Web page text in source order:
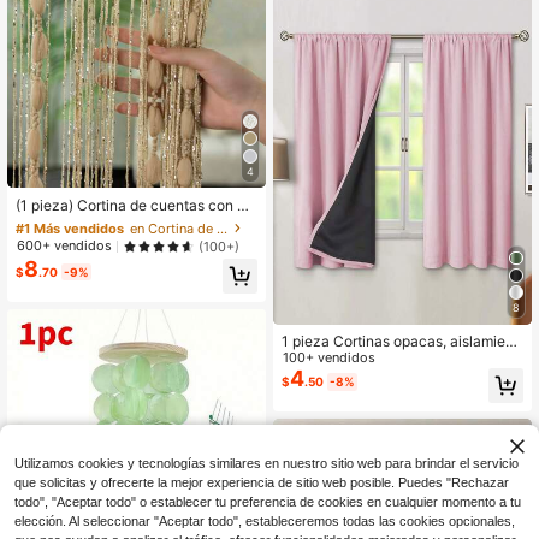
4
(1 pieza) Cortina de cuentas con dis
eño de moda para puerta y ventana
#1 Más vendidos
en Cortina de puerta
¡Casi agotado!
#1 Más vendidos
¡Casi agotado!
#1 Más vendidos
¡Casi agotado!
#1 Más vendidos
600+ vendidos (100+)
$8.70 -9%
8
1 pieza Cortinas opacas, aislamient
o térmico y protección UV, adecuad
as para la sala de estar, el dormitori
o, oscurecimiento de la habitación
toño/invierno
100+ vendidos
$4.50 -8%
Utilizamos cookies y tecnologías similares en nuestro sitio web para brindar el servicio
que solicitas y ofrecerte la mejor experiencia de sitio web posible. Puedes "Rechazar
todo", "Aceptar todo" o establecer tu preferencia de cookies en cualquier momento a tu
elección. Al seleccionar "Aceptar todo", estableceremos todas las cookies opcionales,